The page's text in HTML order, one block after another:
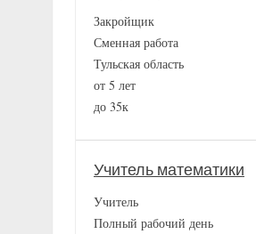
Закройщик
Сменная работа
Тульская область
от 5 лет
до 35к
Учитель математики
Учитель
Полный рабочий день